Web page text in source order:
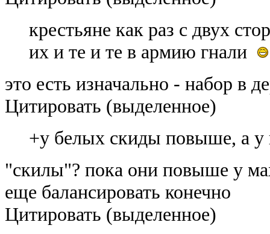
крестьяне как раз с двух
их и те и те в армию гнали
это есть изначально - набор в
Цитировать (выделенное)
+у белых скиды повыше, а
"скилы"? пока они повыше у
еще балансировать конечно
Цитировать (выделенное)